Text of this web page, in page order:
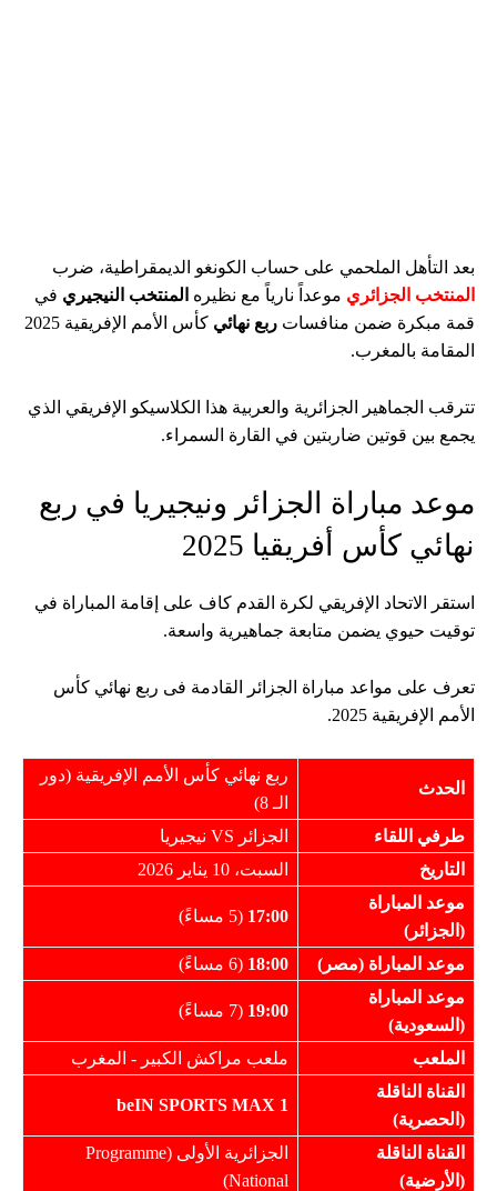
بعد التأهل الملحمي على حساب الكونغو الديمقراطية، ضرب
المنتخب الجزائري موعداً نارياً مع نظيره المنتخب النيجيري في
قمة مبكرة ضمن منافسات ربع نهائي
كأس الأمم الإفريقية 2025
المقامة بالمغرب.
تترقب الجماهير الجزائرية والعربية هذا الكلاسيكو الإفريقي الذي
يجمع بين قوتين ضاربتين في القارة السمراء.
موعد مباراة الجزائر ونيجيريا في ربع
نهائي كأس أفريقيا 2025
استقر الاتحاد الإفريقي لكرة القدم كاف على إقامة المباراة في
توقيت حيوي يضمن متابعة جماهيرية واسعة.
تعرف على مواعد مباراة الجزائر القادمة فى ربع نهائي كأس
الأمم الإفريقية 2025.
الحدث
ربع نهائي كأس الأمم الإفريقية (دور
الـ 8)
طرفي اللقاء
الجزائر VS نيجيريا
التاريخ
السبت، 10 يناير 2026
موعد المباراة
(الجزائر)
17:00 (5 مساءً)
موعد المباراة (مصر) 18:00 (6 مساءً)
موعد المباراة
(السعودية)
19:00 (7 مساءً)
الملعب
ملعب مراكش الكبير - المغرب
القناة الناقلة
(الحصرية)
beIN SPORTS MAX 1
القناة الناقلة
(الأرضية)
الجزائرية الأولى (Programme
National)